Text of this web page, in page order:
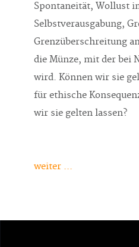
Spontaneität, Wollust
Selbstverausgabung,
Grenzüberschreitung
die Münze, mit der bei
wird. Können wir sie
für ethische
wir sie gelten lassen?
weiter ...